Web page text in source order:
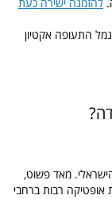
להזמנה ישירה כעת
התעופה אקטיון
מאד פשוט,
אופטיקה רבות ברחבי